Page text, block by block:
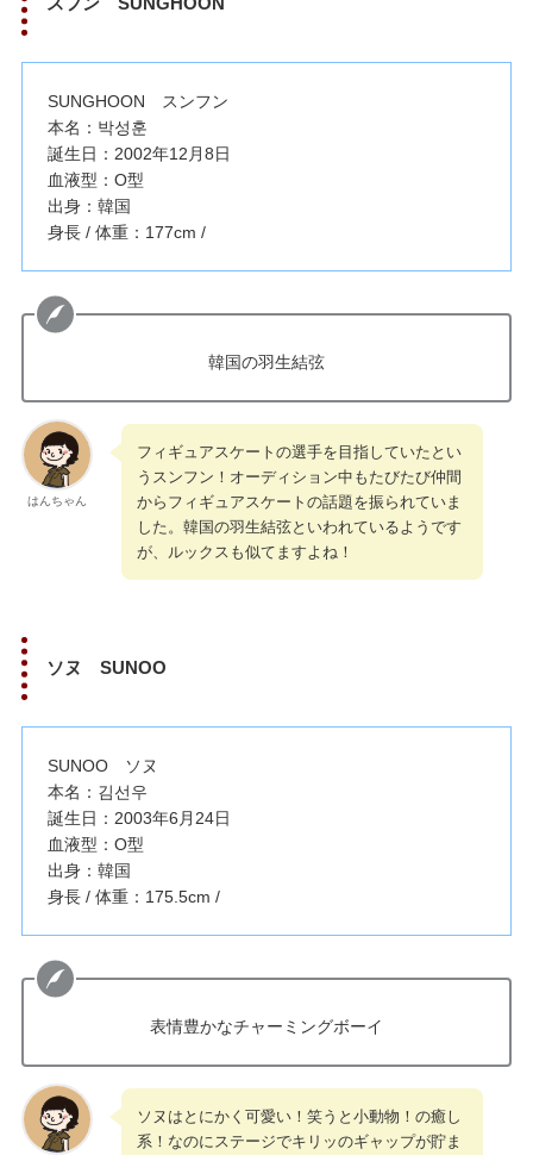
スフン SUNGHOON
SUNGHOON スンフン
本名：박성훈
誕生日：2002年12月8日
血液型：O型
出身：韓国
身長 / 体重：177cm /
韓国の羽生結弦
はんちゃん
フィギュアスケートの選手を目指していたとい
うスンフン！オーディション中もたびたび仲間
からフィギュアスケートの話題を振られていま
した。韓国の羽生結弦といわれているようです
が、ルックスも似てますよね！
ソヌ SUNOO
SUNOO ソヌ
本名：김선우
誕生日：2003年6月24日
血液型：O型
出身：韓国
身長 / 体重：175.5cm /
表情豊かなチャーミングボーイ
ソヌはとにかく可愛い！笑うと小動物！の癒し
系！なのにステージでキリッのギャップが貯ま